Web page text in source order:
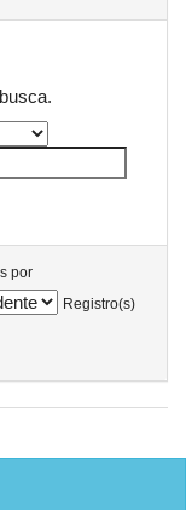
por
Registro(s)